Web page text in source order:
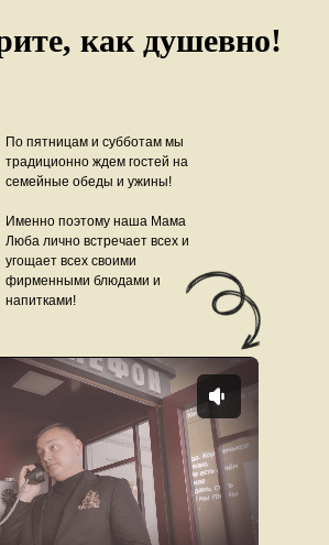
как душевно!
По пятницам и субботам мы
традиционно ждем гостей на
семейные обеды и ужины!
Именно поэтому наша Мама
Люба лично встречает всех и
угощает всех своими
фирменными блюдами и
напитками!